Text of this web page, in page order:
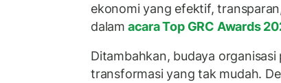
ekonomi yang efektif,
dalam acara Top GRC Awards
Ditambahkan, budaya
transformasi yang tak mudah.